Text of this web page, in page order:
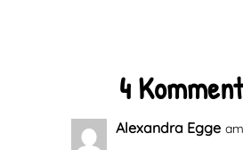
4
Alexandra Egge